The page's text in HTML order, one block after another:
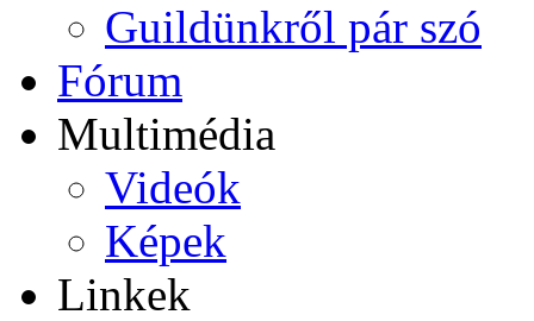
Guildünkről pár szó
Fórum
Multimédia
Videók
Képek
Linkek